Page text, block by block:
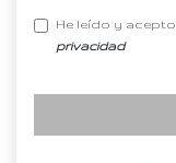
He leído y
privacidad